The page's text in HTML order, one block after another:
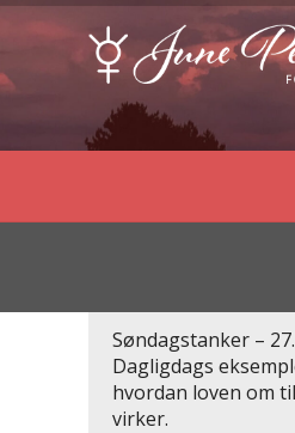
Søndagstanker –
Dagligdags
hvordan loven om
virker.